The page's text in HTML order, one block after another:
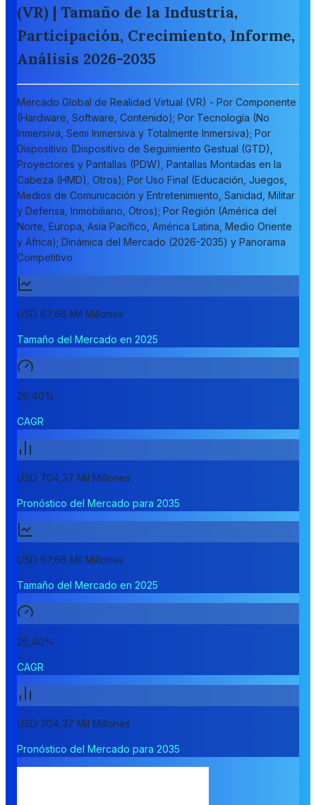
(VR) | Tamaño de la Industria,
Participación, Crecimiento, Informe,
Análisis 2026-2035
Mercado Global de Realidad Virtual (VR) - Por Componente
(Hardware, Software, Contenido); Por Tecnología (No
Inmersiva, Semi Inmersiva y Totalmente Inmersiva); Por
Dispositivo (Dispositivo de Seguimiento Gestual (GTD),
Proyectores y Pantallas (PDW), Pantallas Montadas en la
Cabeza (HMD), Otros); Por Uso Final (Educación, Juegos,
Medios de Comunicación y Entretenimiento, Sanidad, Militar
y Defensa, Inmobiliario, Otros); Por Región (América del
Norte, Europa, Asia Pacífico, América Latina, Medio Oriente
y África); Dinámica del Mercado (2026-2035) y Panorama
Competitivo
USD 67,66 Mil Millones
Tamaño del Mercado en 2025
26,40%
CAGR
USD 704,37 Mil Millones
Pronóstico del Mercado para 2035
USD 67,66 Mil Millones
Tamaño del Mercado en 2025
26,40%
CAGR
USD 704,37 Mil Millones
Pronóstico del Mercado para 2035